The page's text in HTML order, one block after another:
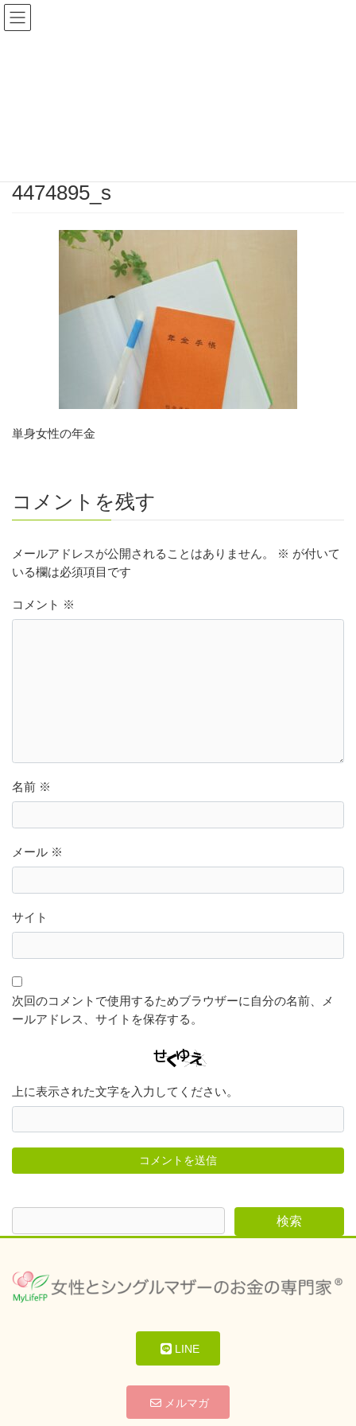
4474895_s
単身女性の年金
コメントを残す
メールアドレスが公開されることはありません。 ※ が付いて
いる欄は必須項目です
コメント ※
名前 ※
メール ※
サイト
次回のコメントで使用するためブラウザーに自分の名前、メ
ールアドレス、サイトを保存する。
上に表示された文字を入力してください。
LINE
メルマガ